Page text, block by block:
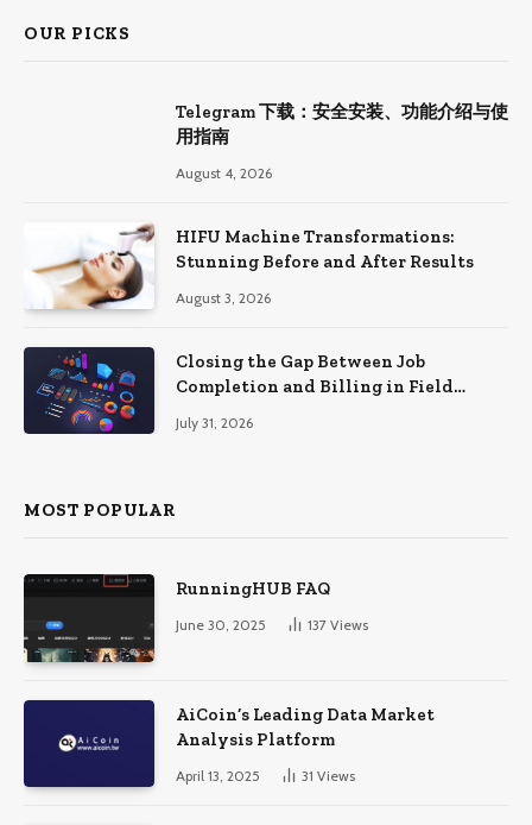
OUR PICKS
Telegram 下载：安全安装、功能介绍与使
用指南
August 4, 2026
HIFU Machine Transformations:
Stunning Before and After Results
August 3, 2026
Closing the Gap Between Job
Completion and Billing in Field
July 31, 2026
MOST POPULAR
RunningHUB FAQ
June 30, 2025 137 Views
AiCoin’s Leading Data Market
Analysis Platform
April 13, 2025 31 Views